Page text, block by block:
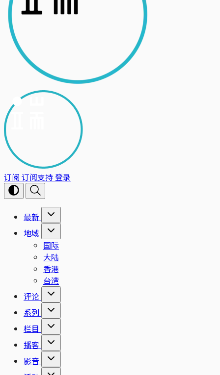
订阅 订阅支持登录
最新
地域
国际
大陆
香港
台湾
评论
系列
栏目
播客
影音